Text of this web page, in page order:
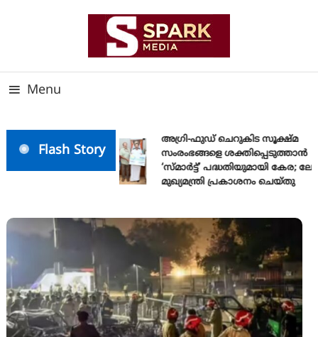
Menu
Flash Story
അഗ്രി-ഫുഡ് ചെറുകിട സൂക്ഷ്മ
സംരംഭങ്ങളെ ശക്തിപ്പെടുത്താന്‍
‘സ്മാര്‍ട്ട്’ പദ്ധതിയുമായി കേര;
മുഖ്യമന്ത്രി പ്രകാശനം ചെയ്തു